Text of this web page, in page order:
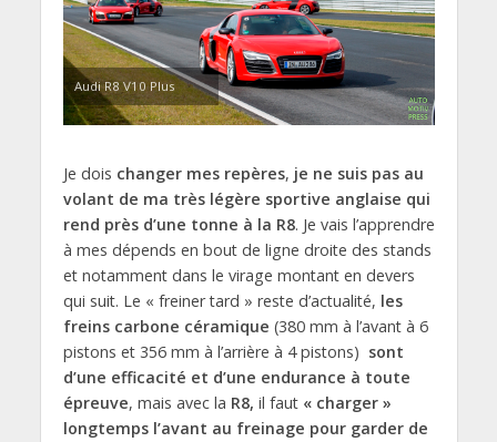
Audi R8 V10 Plus
Je dois changer mes repères, je ne suis pas au
volant de ma très légère sportive anglaise qui
rend près d’une tonne à la R8. Je vais l’apprendre
à mes dépends en bout de ligne droite des stands
et notamment dans le virage montant en devers
qui suit. Le « freiner tard » reste d’actualité, les
freins carbone céramique (380 mm à l’avant à 6
pistons et 356 mm à l’arrière à 4 pistons) sont
d’une efficacité et d’une endurance à toute
épreuve, mais avec la R8, il faut « charger »
longtemps l’avant au freinage pour garder de